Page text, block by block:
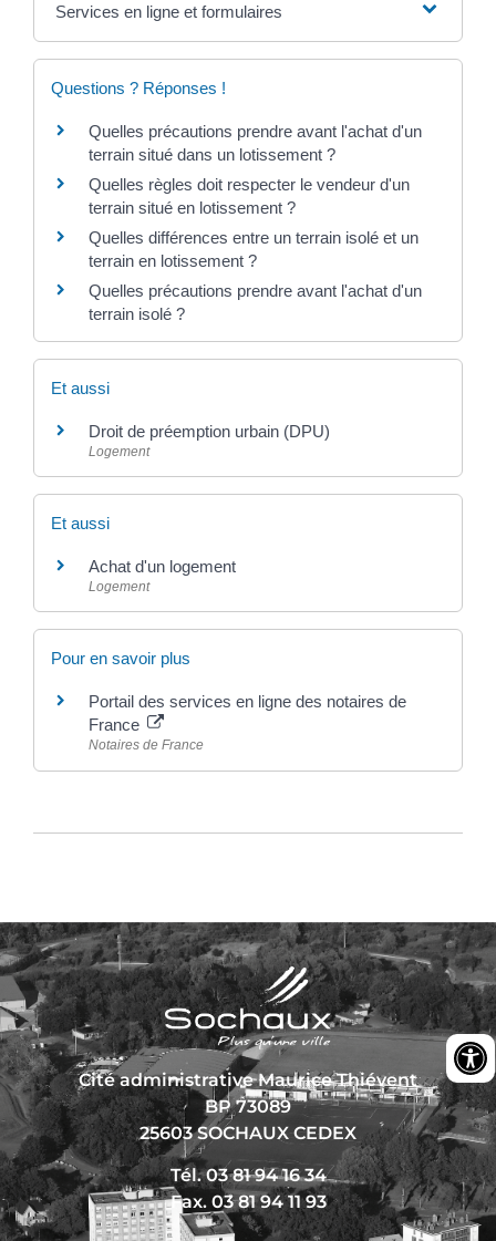
Services en ligne et formulaires
Questions ? Réponses !
Quelles précautions prendre avant l'achat d'un
terrain situé dans un lotissement ?
Quelles règles doit respecter le vendeur d'un
terrain situé en lotissement ?
Quelles différences entre un terrain isolé et un
terrain en lotissement ?
Quelles précautions prendre avant l'achat d'un
terrain isolé ?
Et aussi
Droit de préemption urbain (DPU)
Logement
Et aussi
Achat d'un logement
Logement
Pour en savoir plus
Portail des services en ligne des notaires de
France
Notaires de France
Cité administrative Maurice Thiévent
BP 73089
25603 SOCHAUX CEDEX
Tél. 03 81 94 16 34
Fax. 03 81 94 11 93